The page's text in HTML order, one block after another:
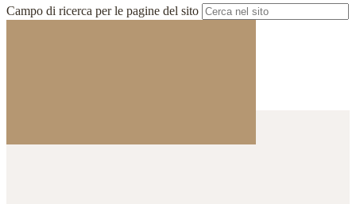
Campo di ricerca per le pagine del sito